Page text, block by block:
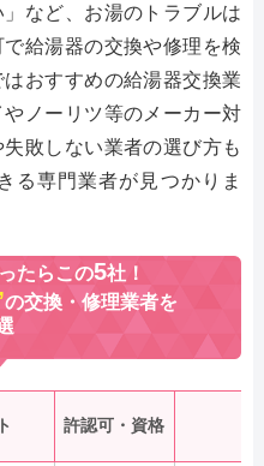
」など、お湯のトラブルは
給湯器の交換や修理を検
おすすめの給湯器交換業
ノーリツ等のメーカー対
敗しない業者の選び方も
る専門業者が見つかりま
たらこの5社！
の交換・修理業者を
許認可・資格